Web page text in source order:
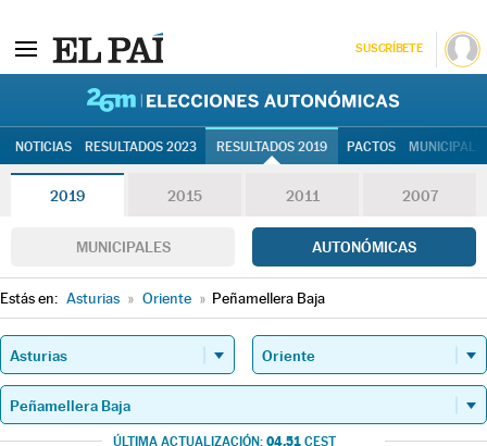
SUSCRÍBETE
NOTICIAS RESULTADOS 2023 RESULTADOS 2019 PACTOS
2019 2015 2011 2007
MUNICIPALES AUTONÓMICAS
Estás en: Asturias » Oriente » Peñamellera Baja
ÚLTIMA ACTUALIZACIÓN: 04.51 CEST